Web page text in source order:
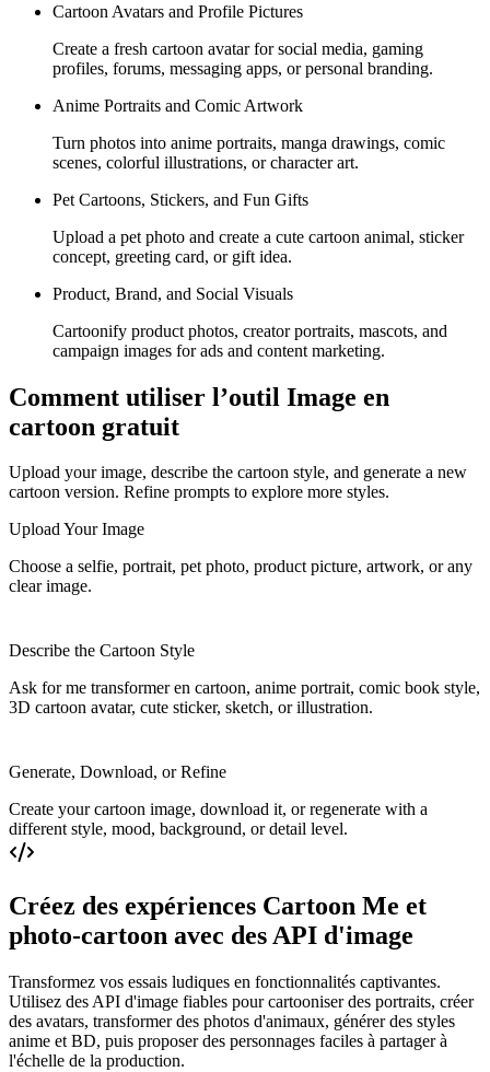
Cartoon Avatars and Profile Pictures
Create a fresh cartoon avatar for social media, gaming
profiles, forums, messaging apps, or personal branding.
Anime Portraits and Comic Artwork
Turn photos into anime portraits, manga drawings, comic
scenes, colorful illustrations, or character art.
Pet Cartoons, Stickers, and Fun Gifts
Upload a pet photo and create a cute cartoon animal, sticker
concept, greeting card, or gift idea.
Product, Brand, and Social Visuals
Cartoonify product photos, creator portraits, mascots, and
campaign images for ads and content marketing.
Comment utiliser l’outil Image en
cartoon gratuit
Upload your image, describe the cartoon style, and generate a new
cartoon version. Refine prompts to explore more styles.
Upload Your Image
Choose a selfie, portrait, pet photo, product picture, artwork, or any
clear image.
Describe the Cartoon Style
Ask for me transformer en cartoon, anime portrait, comic book style,
3D cartoon avatar, cute sticker, sketch, or illustration.
Generate, Download, or Refine
Create your cartoon image, download it, or regenerate with a
different style, mood, background, or detail level.
Créez des expériences Cartoon Me et
photo-cartoon avec des API d'image
Transformez vos essais ludiques en fonctionnalités captivantes.
Utilisez des API d'image fiables pour cartooniser des portraits, créer
des avatars, transformer des photos d'animaux, générer des styles
anime et BD, puis proposer des personnages faciles à partager à
l'échelle de la production.